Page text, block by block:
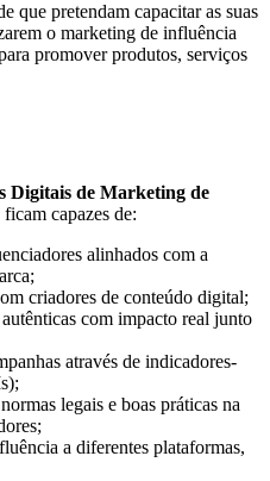
que pretendam capacitar as suas
o marketing de influência
promover produtos, serviços
Digitais de Marketing de
capazes de:
alinhados com a
criadores de conteúdo digital;
com impacto real junto
através de indicadores-
legais e boas práticas na
a diferentes plataformas,